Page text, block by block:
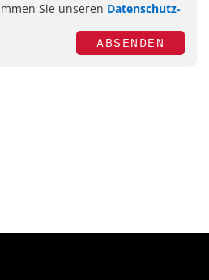
Sie unseren Datenschutz-
ABSENDEN